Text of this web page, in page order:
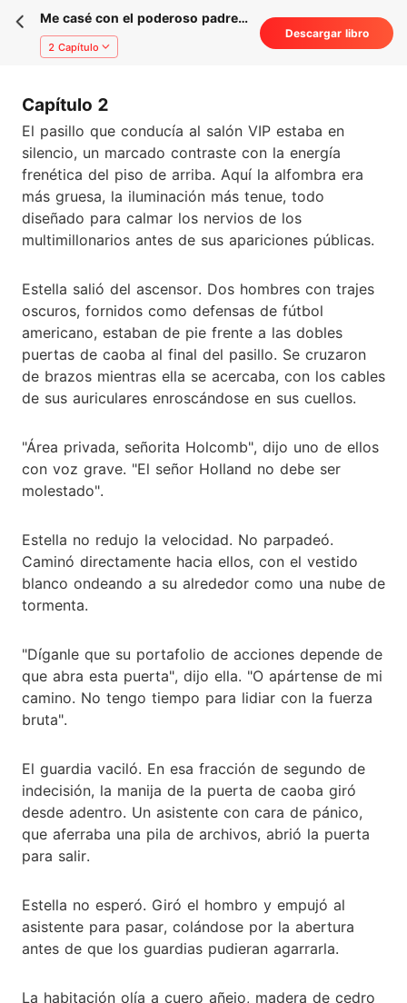
Me casé con el poderoso padre
de mi novio fugitivo
2 Capítulo
Descargar libro
Capítulo 2
El pasillo que conducía al salón VIP estaba en
silencio, un marcado contraste con la energía
frenética del piso de arriba. Aquí la alfombra era
más gruesa, la iluminación más tenue, todo
diseñado para calmar los nervios de los
multimillonarios antes de sus apariciones públicas.
Estella salió del ascensor. Dos hombres con trajes
oscuros, fornidos como defensas de fútbol
americano, estaban de pie frente a las dobles
puertas de caoba al final del pasillo. Se cruzaron
de brazos mientras ella se acercaba, con los cables
de sus auriculares enroscándose en sus cuellos.
"Área privada, señorita Holcomb", dijo uno de ellos
con voz grave. "El señor Holland no debe ser
molestado".
Estella no redujo la velocidad. No parpadeó.
Caminó directamente hacia ellos, con el vestido
blanco ondeando a su alrededor como una nube de
tormenta.
"Díganle que su portafolio de acciones depende de
que abra esta puerta", dijo ella. "O apártense de mi
camino. No tengo tiempo para lidiar con la fuerza
bruta".
El guardia vaciló. En esa fracción de segundo de
indecisión, la manija de la puerta de caoba giró
desde adentro. Un asistente con cara de pánico,
que aferraba una pila de archivos, abrió la puerta
para salir.
Estella no esperó. Giró el hombro y empujó al
asistente para pasar, colándose por la abertura
antes de que los guardias pudieran agarrarla.
La habitación olía a cuero añejo, madera de cedro